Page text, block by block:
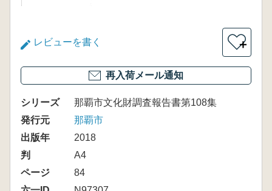
レビューを書く ＋
再入荷メール通知
シリーズ
那覇市文化財調査報告書第108集
発行元
那覇市
出版年
2018
判
A4
ページ
84